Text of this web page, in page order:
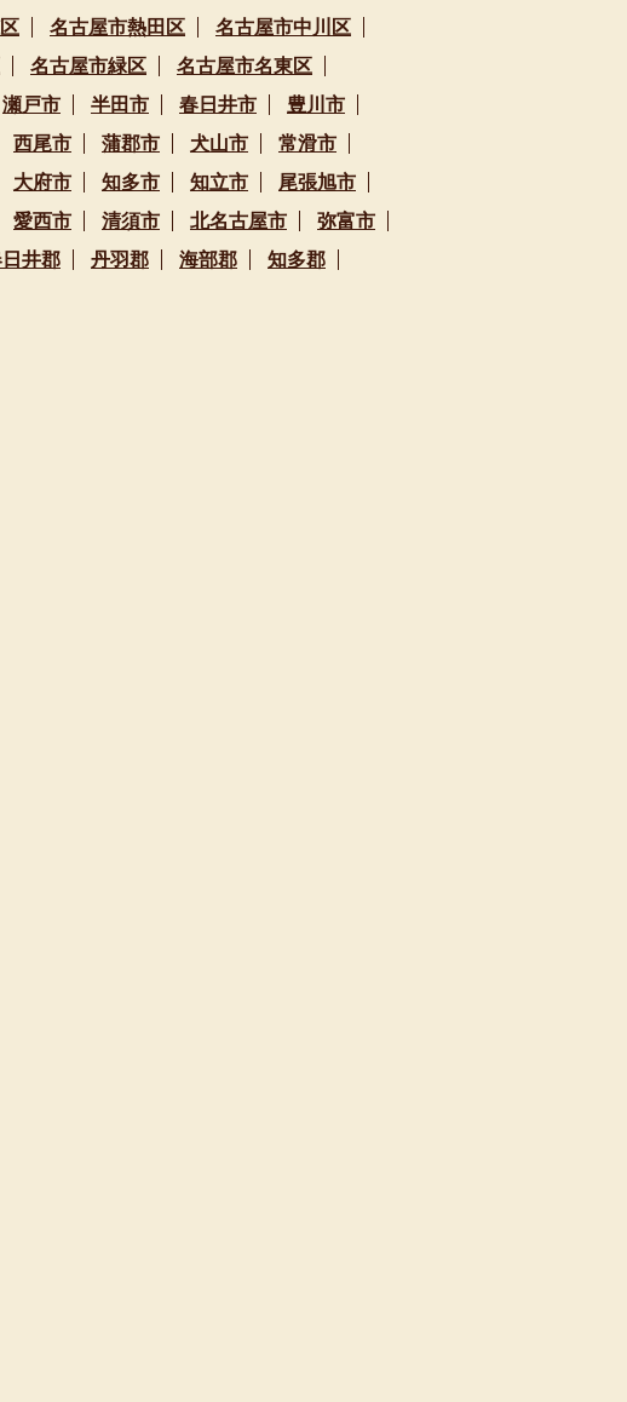
名古屋市熱田区
名古屋市中川区
名古屋市緑区
名古屋市名東区
瀬戸市 半田市 春日井市
豊川市
西尾市 蒲郡市 犬山市
常滑市
大府市 知多市 知立市
尾張旭市
愛西市 清須市 北名古屋市
弥富市
井郡 丹羽郡 海部郡
知多郡